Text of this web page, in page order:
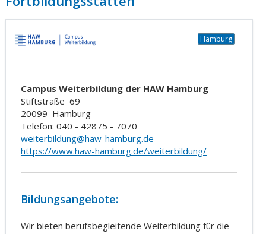
Hamburg
Campus Weiterbildung der HAW Hamburg
Stiftstraße 69
20099 Hamburg
Telefon: 040 - 42875 - 7070
weiterbildung@haw-hamburg.de
https://www.haw-hamburg.de/weiterbildung/
Bildungsangebote:
Wir bieten berufsbegleitende Weiterbildung für die